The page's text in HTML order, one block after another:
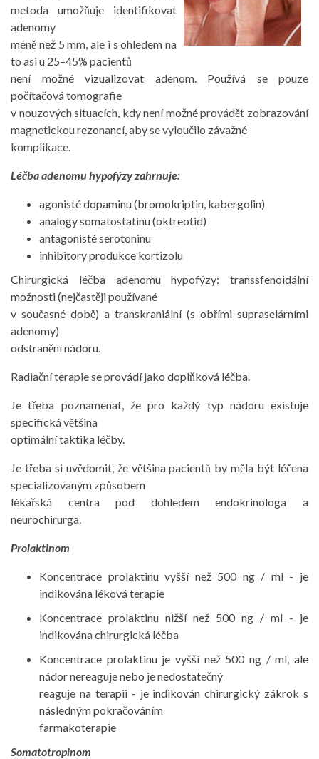
metoda umožňuje identifikovat
adenomy
méně než 5 mm, ale i s ohledem na
to asi u 25–45% pacientů
není možné vizualizovat adenom. Používá se pouze
počítačová tomografie
v nouzových situacích, kdy není možné provádět zobrazování
magnetickou rezonancí, aby se vyloučilo závažné
komplikace.
Léčba adenomu hypofýzy zahrnuje:
agonisté dopaminu (bromokriptin, kabergolin)
analogy somatostatinu (oktreotid)
antagonisté serotoninu
inhibitory produkce kortizolu
Chirurgická léčba adenomu hypofýzy: transsfenoidální
možnosti (nejčastěji používané
v současné době) a transkraniální (s obřími supraselárními
adenomy)
odstranění nádoru.
Radiační terapie se provádí jako doplňková léčba.
Je třeba poznamenat, že pro každý typ nádoru existuje
specifická většina
optimální taktika léčby.
Je třeba si uvědomit, že většina pacientů by měla být léčena
specializovaným způsobem
lékařská centra pod dohledem endokrinologa a
neurochirurga.
Prolaktinom
Koncentrace prolaktinu vyšší než 500 ng / ml - je
indikována léková terapie
Koncentrace prolaktinu nižší než 500 ng / ml - je
indikována chirurgická léčba
Koncentrace prolaktinu je vyšší než 500 ng / ml, ale
nádor nereaguje nebo je nedostatečný
reaguje na terapii - je indikován chirurgický zákrok s
následným pokračováním
farmakoterapie
Somatotropinom